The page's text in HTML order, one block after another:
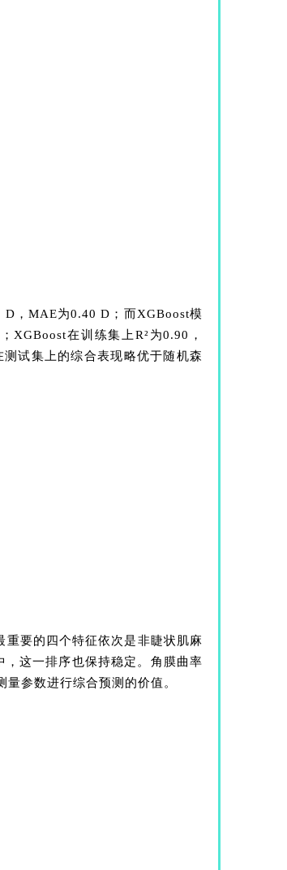
D，MAE为0.40 D；而XGBoost模
XGBoost在训练集上R²为0.90，
试集上的综合表现略优于随机森
要的四个特征依次是非睫状肌麻
这一排序也保持稳定。角膜曲率
参数进行综合预测的价值。